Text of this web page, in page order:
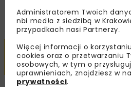
Pobierz artykuł PDF
TEN I WIELE INNYCH
AKTYWNĄ PRENUMERATĄ
Administratorem Twoich
nbi med!a z siedzibą w
przypadkach nasi Partnerzy.
Więcej informacji o
cookies oraz o przetwarzaniu
osobowych, w tym o
uprawnieniach, znajdziesz w
prywatności.